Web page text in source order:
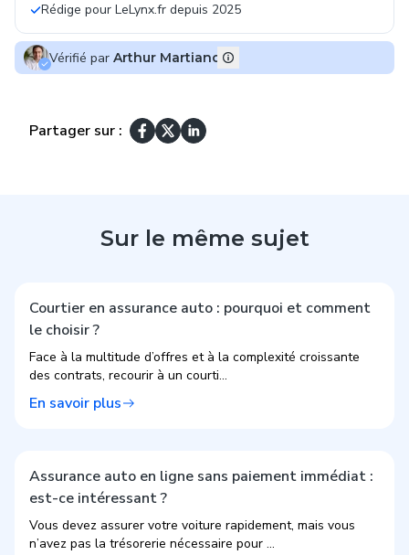
Rédige pour LeLynx.fr depuis 2025
Vérifié par Arthur Martiano
Partager sur :
Sur le même sujet
Courtier en assurance auto : pourquoi et comment
le choisir ?
Face à la multitude d’offres et à la complexité croissante
des contrats, recourir à un courti...
En savoir plus
Assurance auto en ligne sans paiement immédiat :
est-ce intéressant ?
Vous devez assurer votre voiture rapidement, mais vous
n’avez pas la trésorerie nécessaire pour ...